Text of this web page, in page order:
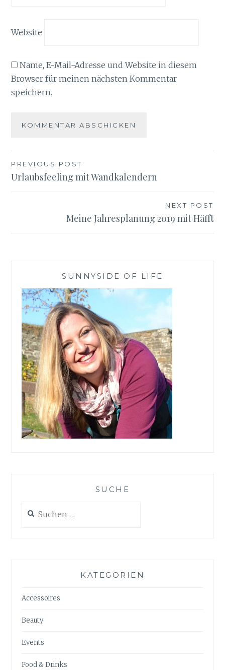
Website
Name, E-Mail-Adresse und Website in diesem
Browser für meinen nächsten Kommentar
speichern.
Beitragsnavigation
PREVIOUS POST
Urlaubsfeeling mit Wandkalendern
NEXT POST
Meine Jahresplanung 2019 mit Häfft
SUNNYSIDE OF LIFE
SUCHE
nach:
KATEGORIEN
Accessoires
Beauty
Events
Food & Drinks